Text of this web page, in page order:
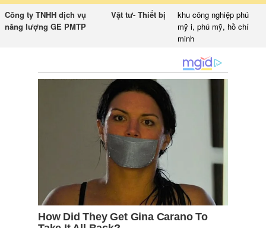
Công ty TNHH dịch vụ
năng lượng GE PMTP
Vật tư- Thiết bị
khu công nghiệp phú
mỹ i, phú mỹ, hồ chí
minh